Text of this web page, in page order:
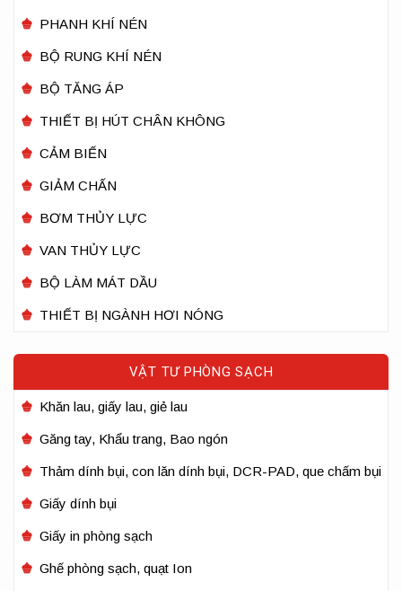
PHANH KHÍ NÉN
BỘ RUNG KHÍ NÉN
BỘ TĂNG ÁP
THIẾT BỊ HÚT CHÂN KHÔNG
CẢM BIẾN
GIẢM CHẤN
BƠM THỦY LỰC
VAN THỦY LỰC
BỘ LÀM MÁT DẦU
THIẾT BỊ NGÀNH HƠI NÓNG
VẬT TƯ PHÒNG SẠCH
Khăn lau, giấy lau, giẻ lau
Găng tay, Khẩu trang, Bao ngón
Thảm dính bụi, con lăn dính bụi, DCR-PAD, que chấm bụi
Giấy dính bụi
Giấy in phòng sạch
Ghế phòng sạch, quạt Ion